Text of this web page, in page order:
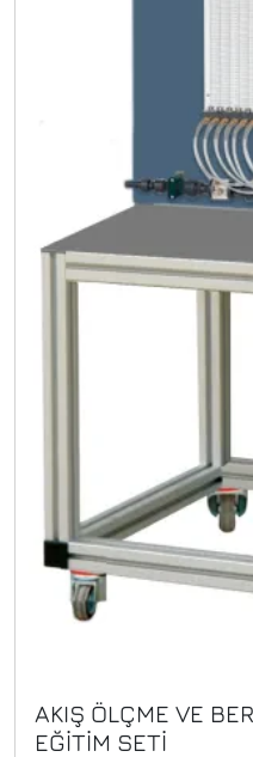
karışma (yani
şekilde bir tipten
akım hızı “kritik hız”
daha sonra yaptığı
şeklinin meydana
kritik hızın; boru
yoğunluğuna ve
bağlı olduğunu
şekilde
Reynolds sayısı
AKIŞ ÖLÇME VE
EĞİTİM SETİ